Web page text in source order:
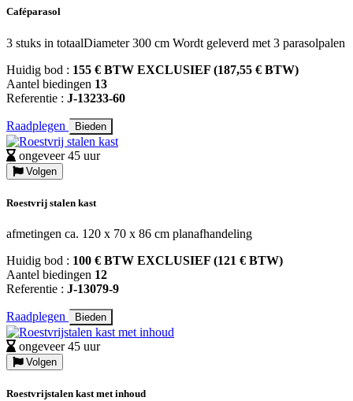
Caféparasol
3 stuks in totaalDiameter 300 cm Wordt geleverd met 3 parasolpalen
Huidig bod : 155 € BTW EXCLUSIEF (187,55 € BTW)
Aantel biedingen 13
Referentie : J-13233-60
Raadplegen Bieden
ongeveer 45 uur
Volgen
Roestvrij stalen kast
afmetingen ca. 120 x 70 x 86 cm planafhandeling
Huidig bod : 100 € BTW EXCLUSIEF (121 € BTW)
Aantel biedingen 12
Referentie : J-13079-9
Raadplegen Bieden
ongeveer 45 uur
Volgen
Roestvrijstalen kast met inhoud